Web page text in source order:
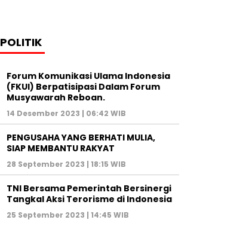
POLITIK
Forum Komunikasi Ulama Indonesia
(FKUI) Berpatisipasi Dalam Forum
Musyawarah Reboan.
14 Desember 2023 | 06:42 WIB
PENGUSAHA YANG BERHATI MULIA,
SIAP MEMBANTU RAKYAT
28 September 2023 | 18:15 WIB
TNI Bersama Pemerintah Bersinergi
Tangkal Aksi Terorisme di Indonesia
25 September 2023 | 14:45 WIB